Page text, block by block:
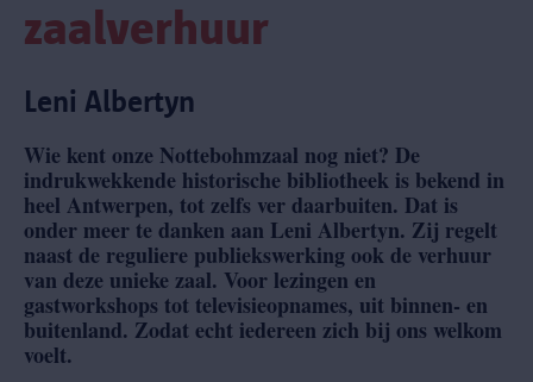
zaalverhuur
Leni Albertyn
Wie kent onze Nottebohmzaal nog niet? De
indrukwekkende historische bibliotheek is bekend in
heel Antwerpen, tot zelfs ver daarbuiten. Dat is
onder meer te danken aan Leni Albertyn. Zij regelt
naast de reguliere publiekswerking ook de verhuur
van deze unieke zaal. Voor lezingen en
gastworkshops tot televisieopnames, uit binnen- en
buitenland. Zodat echt iedereen zich bij ons welkom
voelt.